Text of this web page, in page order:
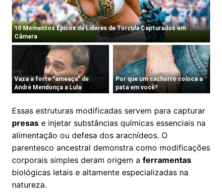
Essas estruturas modificadas servem para capturar
presas e injetar substâncias químicas essenciais na
alimentação ou defesa dos aracnídeos. O
parentesco ancestral demonstra como modificações
corporais simples deram origem a ferramentas
biológicas letais e altamente especializadas na
natureza.